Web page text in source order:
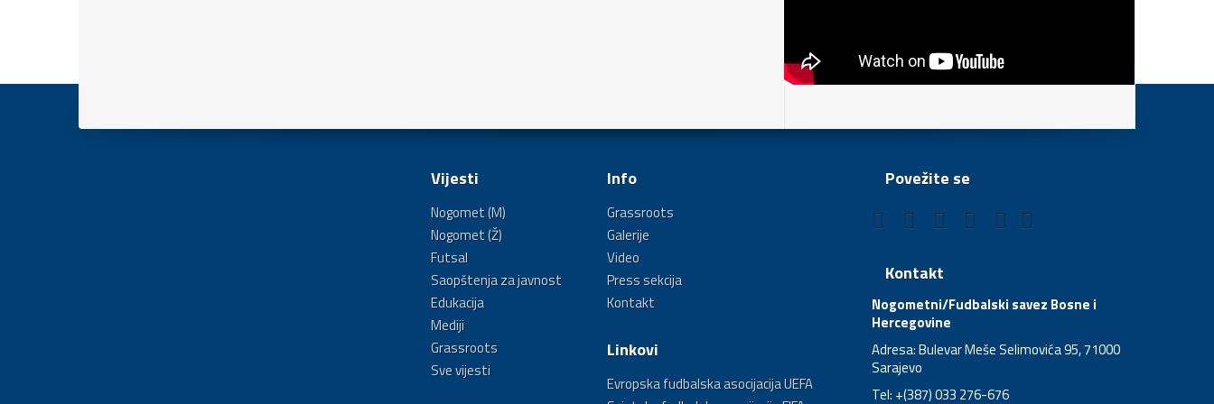
Vijesti
Nogomet (M)
Nogomet (Ž)
Futsal
Saopštenja za javnost
Edukacija
Mediji
Grassroots
Sve vijesti
Info
Grassroots
Galerije
Video
Press sekcija
Kontakt
Linkovi
Evropska fudbalska asocijacija UEFA
Povežite se
Kontakt
Nogometni/Fudbalski savez Bosne i
Hercegovine
Adresa: Bulevar Meše Selimovića 95, 71000
Sarajevo
Tel: +(387) 033 276-676